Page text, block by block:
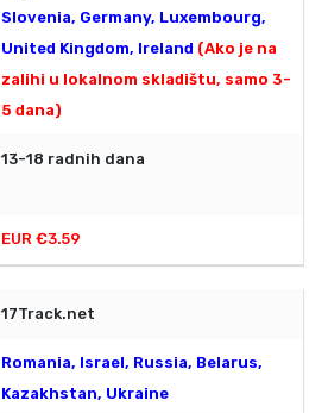
Slovenia, Germany, Luxembourg,
United Kingdom, Ireland (Ako je na
zalihi u lokalnom skladištu, samo 3-
5 dana)
13-18 radnih dana
EUR €3.59
17Track.net
Romania, Israel, Russia, Belarus,
Kazakhstan, Ukraine